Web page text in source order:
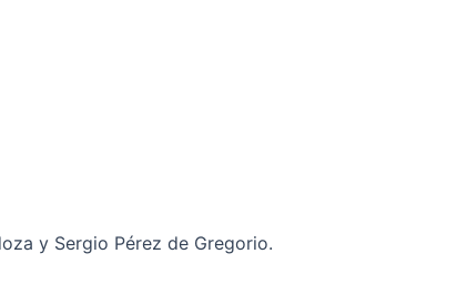
y Sergio Pérez de Gregorio.